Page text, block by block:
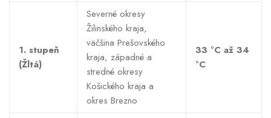
1. stupeň
(Žltá)
Severné okresy
Žilinského kraja,
väčšina Prešovského
kraja, západné a
stredné okresy
Košického kraja a
okres Brezno
33 °C až 34
°C